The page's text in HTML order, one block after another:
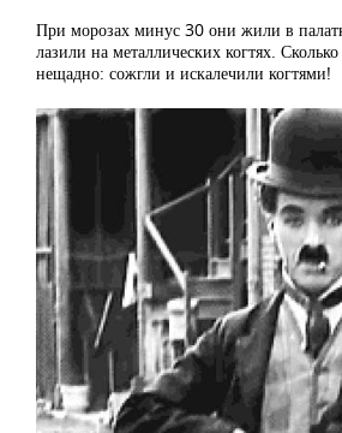
При морозах минус 30 они жили в
лазили на металлических когтях.
нещадно: сожгли и искалечили когтями!